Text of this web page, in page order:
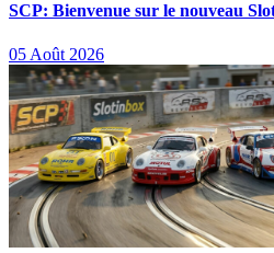
SCP: Bienvenue sur le nouveau
05 Août 2026